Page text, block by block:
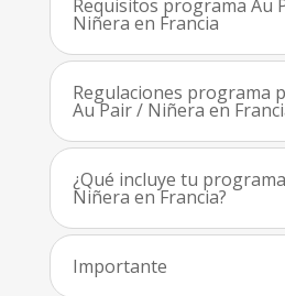
Requisitos programa Au
Niñera en Francia
Regulaciones programa
Au Pair / Niñera en
¿Qué incluye tu
Niñera en Francia?
Importante